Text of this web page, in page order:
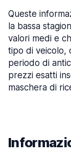
Queste
la bassa
valori medi e
tipo di veicolo,
periodo di
prezzi esatti
maschera di